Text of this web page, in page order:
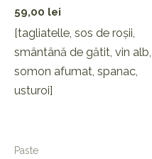
59,00 lei
[tagliatelle, sos de roșii,
smântână de gătit, vin alb,
somon afumat, spanac,
usturoi]
Paste